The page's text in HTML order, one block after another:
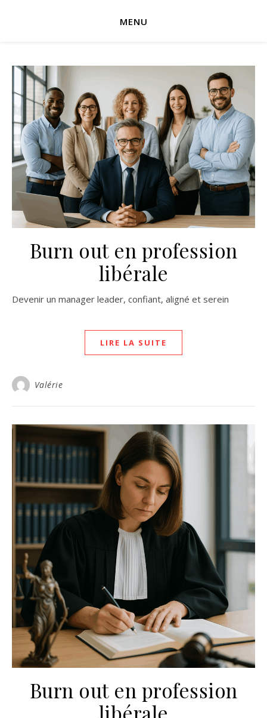
MENU
Burn out en profession
libérale
Devenir un manager leader, confiant, aligné et serein
LIRE LA SUITE
Valérie
Burn out en profession
libérale